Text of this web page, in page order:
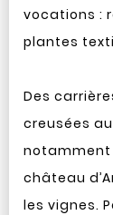
vocations :
plantes
Des
creusées
notamment
château
les vignes.